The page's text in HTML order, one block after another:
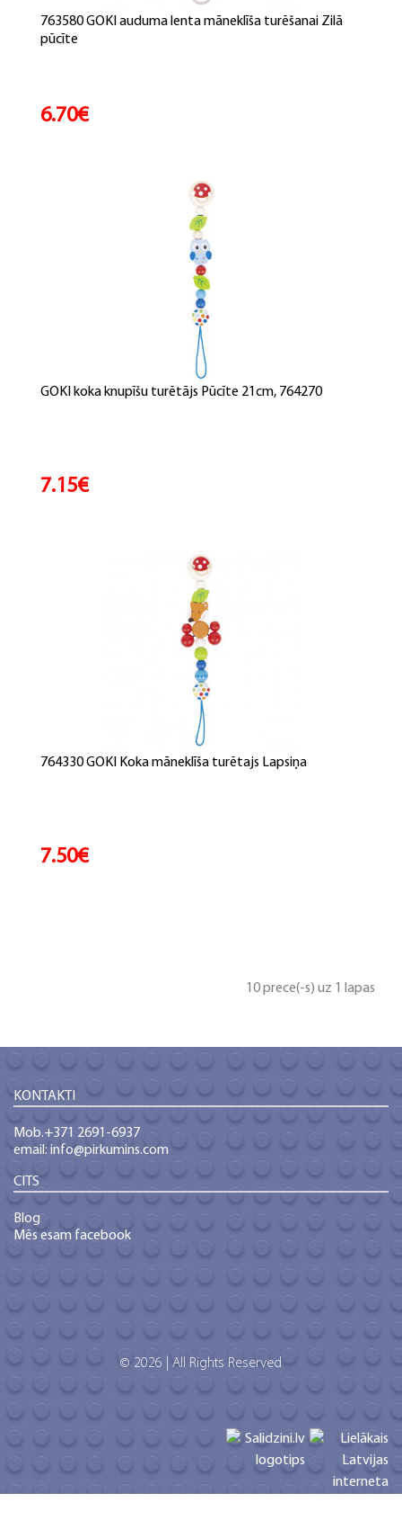
763580 GOKI auduma lenta māneklīša turēšanai Zilā
pūcīte
6.70€
GOKI koka knupīšu turētājs Pūcīte 21cm, 764270
7.15€
764330 GOKI Koka māneklīša turētajs Lapsiņa
7.50€
10 prece(-s) uz 1 lapas
KONTAKTI
Mob.+371 2691-6937
email: info@pirkumins.com
CITS
Blog
Mēs esam facebook
© 2026 | All Rights Reserved